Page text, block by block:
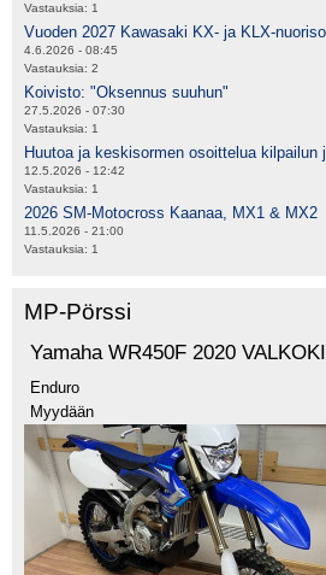
Vastauksia: 1
Vuoden 2027 Kawasaki KX- ja KLX-
4.6.2026 - 08:45
Vastauksia: 2
Koivisto: "Oksennus suuhun"
27.5.2026 - 07:30
Vastauksia: 1
Huutoa ja keskisormen osoittelua kilpailun
12.5.2026 - 12:42
Vastauksia: 1
2026 SM-Motocross Kaanaa, MX1 & MX2
11.5.2026 - 21:00
Vastauksia: 1
MP-Pörssi
Yamaha WR450F 2020
Enduro
Myydään